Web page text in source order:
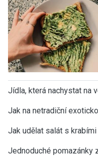
Jídla, která nachystat na
Jak na netradiční
Jak udělat salát s
Jednoduché pomazánky